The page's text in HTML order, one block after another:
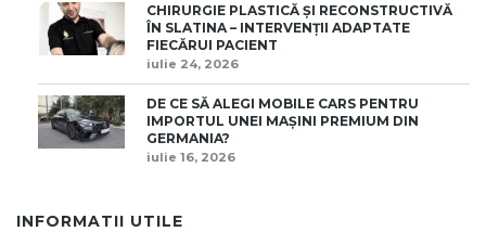
CHIRURGIE PLASTICĂ ȘI RECONSTRUCTIVĂ
ÎN SLATINA – INTERVENȚII ADAPTATE
FIECĂRUI PACIENT
iulie 24, 2026
DE CE SĂ ALEGI MOBILE CARS PENTRU
IMPORTUL UNEI MAȘINI PREMIUM DIN
GERMANIA?
iulie 16, 2026
INFORMATII UTILE